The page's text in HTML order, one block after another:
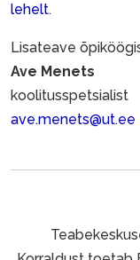
lehelt.
Lisateave
Ave Menets
koolitusspetsialist
ave.menets@ut.ee